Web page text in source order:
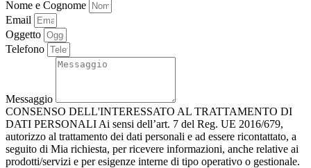
Nome e Cognome
Email
Oggetto
Telefono
Messaggio
CONSENSO DELL'INTERESSATO AL TRATTAMENTO DI
DATI PERSONALI Ai sensi dell’art. 7 del Reg. UE 2016/679,
autorizzo al trattamento dei dati personali e ad essere ricontattato, a
seguito di Mia richiesta, per ricevere informazioni, anche relative ai
prodotti/servizi e per esigenze interne di tipo operativo o gestionale.